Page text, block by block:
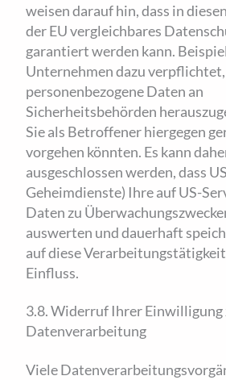
weisen darauf hin, dass in
der EU vergleichbares
garantiert werden kann.
Unternehmen dazu verpflichtet,
personenbezogene Daten an
Sicherheitsbehörden
Sie als Betroffener hiergegen
vorgehen könnten. Es kann
ausgeschlossen werden, dass
Geheimdienste) Ihre auf US-
Daten zu
auswerten und dauerhaft
auf diese
Einfluss.
3.8. Widerruf Ihrer Einwilligung
Datenverarbeitung
Viele